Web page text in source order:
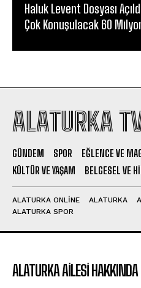
Haluk Levent Dosyası
Çok Konuşulacak 60
ALATURKA
GÜNDEM SPOR EĞLENCE VE
KÜLTÜR VE YAŞAM
BELGESEL VE
ALATURKA ONLINE ALATURKA
ALATURKA SPOR
ALATURKA AILESI HAKKINDA